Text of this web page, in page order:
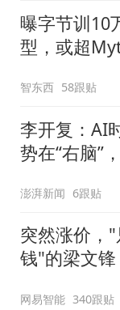
曝字节训10
型，或超
智东西 58跟贴
李开复：AI
势在“右脑”
澎湃新闻 6跟贴
突然涨价，
钱"的梁文
网易智能 340跟贴